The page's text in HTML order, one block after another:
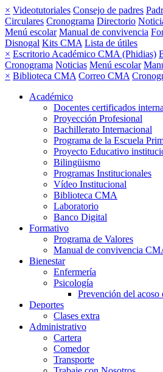
× Videotutoriales Consejo de padres
Circulares Cronograma Directorio
Menú escolar Manual de convivencia
Disnogal Kits CMA Lista de útiles
× Escritorio Académico CMA (Phidias)
Cronograma Noticias Menú escolar
× Biblioteca CMA Correo CMA
Académico
Docentes certificados
Proyección Profesional
Bachillerato Internacional
Programa de la Escuela
Proyecto Educativo
Bilingüismo
Programas Institucionales
Vídeo Institucional
Biblioteca CMA
Laboratorio
Banco Digital
Formativo
Programa de Valores
Manual de convivencia
Bienestar
Enfermería
Psicología
Prevención del
Deportes
Clases extra
Administrativo
Cartera
Comedor
Transporte